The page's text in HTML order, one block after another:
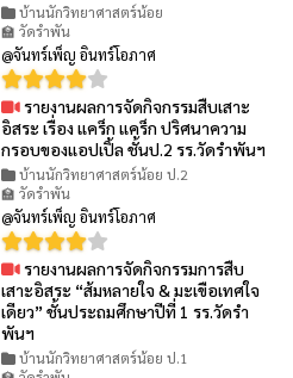
บ้านนักวิทยาศาสตร์น้อย
🏫 วัดรำพัน
@จันทร์เพ็ญ อินทร์โอภาศ
รายงานผลการจัดกิจกรรมสืบเสาะ
อิสระ เรื่อง แคร็ก แคร็ก ปริศนาความ
กรอบของแอปเปิ้ล ชั้นป.2 รร.วัดรำพันฯ
บ้านนักวิทยาศาสตร์น้อย ป.2
🏫 วัดรำพัน
@จันทร์เพ็ญ อินทร์โอภาศ
รายงานผลการจัดกิจกรรมการสืบ
เสาะอิสระ “ส้มหลายใจ & มะเขือเทศใจ
เดียว” ชั้นประถมศึกษาปีที่ 1 รร.วัดรำ
พันฯ
บ้านนักวิทยาศาสตร์น้อย ป.1